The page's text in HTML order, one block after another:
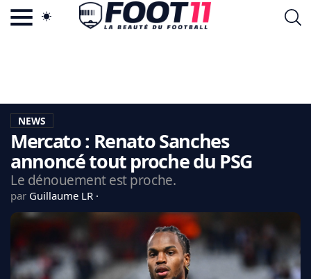
LA CHARTE
VIE PRIVÉE
CGU
CONTACTEZ-NOUS
MERCATO
CDM 2026
EDF
NEWS
Mercato : Renato Sanches
annoncé tout proche du PSG
Le dénouement est proche.
par Guillaume LR